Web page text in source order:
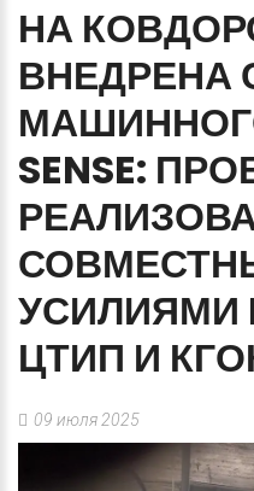
НА
ВНЕДРЕНА
SENSE:
УСИЛИЯМИ
ЦТИП И
09 июля 2025